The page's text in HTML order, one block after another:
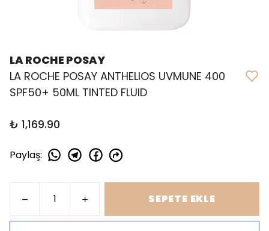
LA ROCHE POSAY
LA ROCHE POSAY ANTHELIOS UVMUNE 400
SPF50+ 50ML TINTED FLUID
₺ 1,169.90
Paylaş:
SEPETE EKLE